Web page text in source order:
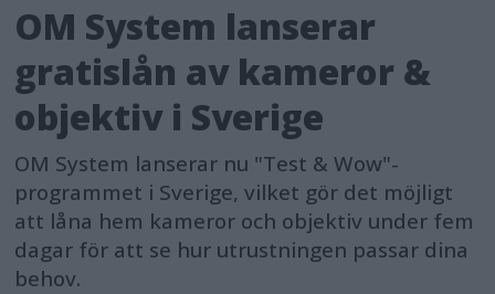
OM System lanserar
gratislån av kameror &
objektiv i Sverige
OM System lanserar nu "Test & Wow"-
programmet i Sverige, vilket gör det möjligt
att låna hem kameror och objektiv under fem
dagar för att se hur utrustningen passar dina
behov.